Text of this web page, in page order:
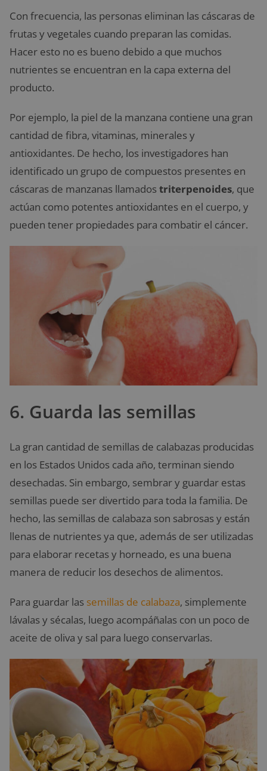
Con frecuencia, las personas eliminan las cáscaras de
frutas y vegetales cuando preparan las comidas.
Hacer esto no es bueno debido a que muchos
nutrientes se encuentran en la capa externa del
producto.
Por ejemplo, la piel de la manzana contiene una gran
cantidad de fibra, vitaminas, minerales y
antioxidantes. De hecho, los investigadores han
identificado un grupo de compuestos presentes en
cáscaras de manzanas llamadostriterpenoides, que
actúan como potentes antioxidantes en el cuerpo, y
pueden tener propiedades para combatir el cáncer.
6. Guarda las semillas
La gran cantidad de semillas de calabazas producidas
en los Estados Unidos cada año, terminan siendo
desechadas. Sin embargo, sembrar y guardar estas
semillas puede ser divertido para toda la familia. De
hecho, las semillas de calabaza son sabrosas y están
llenas de nutrientes ya que, además de ser utilizadas
para elaborar recetas y horneado, es una buena
manera de reducir los desechos de alimentos.
Para guardar las semillas de calabaza, simplemente
lávalas y sécalas, luego acompáñalas con un poco de
aceite de oliva y sal para luego conservarlas.